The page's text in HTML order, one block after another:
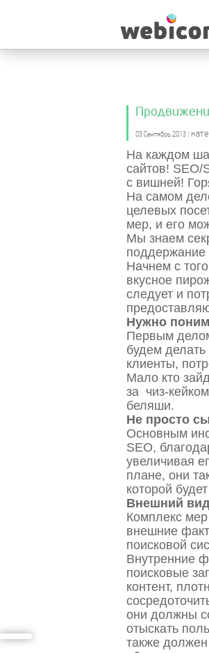
03 Сентябрь 2013 |
На каждом
сайтов!
с вишней!
На самом
целевых
мер, и его
Мы знаем
поддержание
Начнем с
вкусное
следует и
Нужно
Первым
будем
клиенты,
Мало кто
за чиз-
беляши.
Не просто
Основным
SEO,
увеличивая
плане, они
которой
Внешний
Комплекс
внешние
поисковой
Внутренние
поисковые
контент,
они должны
отыскать
также